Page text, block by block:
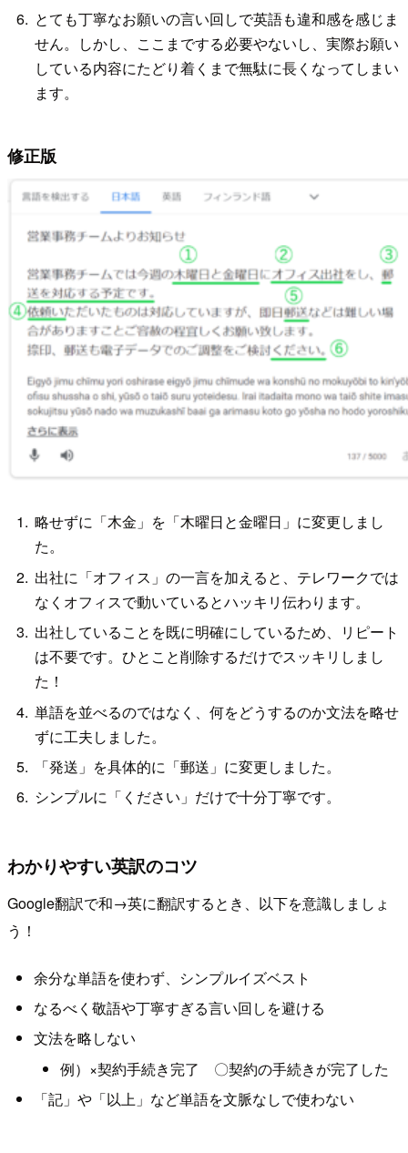
とても丁寧なお願いの言い回しで英語も違和感を感じま
せん。しかし、ここまでする必要やないし、実際お願い
している内容にたどり着くまで無駄に長くなってしまい
ます。
修正版
略せずに「木金」を「木曜日と金曜日」に変更しまし
た。
出社に「オフィス」の一言を加えると、テレワークでは
なくオフィスで動いているとハッキリ伝わります。
出社していることを既に明確にしているため、リピート
は不要です。ひとこと削除するだけでスッキリしまし
た！
単語を並べるのではなく、何をどうするのか文法を略せ
ずに工夫しました。
「発送」を具体的に「郵送」に変更しました。
シンプルに「ください」だけで十分丁寧です。
わかりやすい英訳のコツ
Google翻訳で和→英に翻訳するとき、以下を意識しましょ
う！
余分な単語を使わず、シンプルイズベスト
なるべく敬語や丁寧すぎる言い回しを避ける
文法を略しない
例）×契約手続き完了 〇契約の手続きが完了した
「記」や「以上」など単語を文脈なしで使わない